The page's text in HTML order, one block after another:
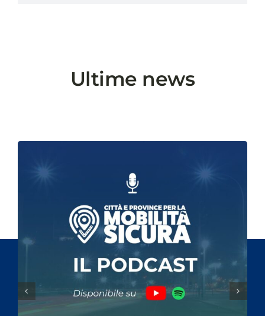
Ultime news